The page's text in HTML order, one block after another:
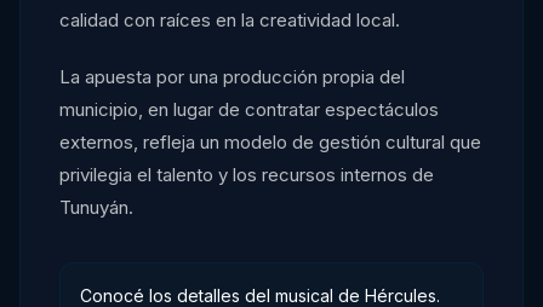
calidad con raíces en la creatividad local.
La apuesta por una producción propia del
municipio, en lugar de contratar espectáculos
externos, refleja un modelo de gestión cultural que
privilegia el talento y los recursos internos de
Tunuyán.
Conocé los detalles del musical de Hércules.